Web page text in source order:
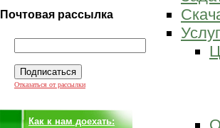
Почтовая рассылка
Отказаться от рассылки
Как к нам доехать: